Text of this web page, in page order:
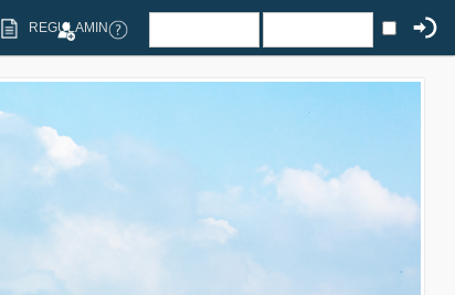
REGULAMIN